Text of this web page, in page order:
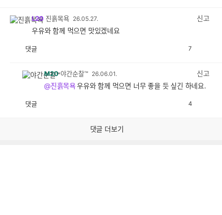
L20 진흙목욕 26.05.27.
신고
우유와 함께 먹으면 맛있겠네요
댓글 7
M20 야간순찰™ 26.06.01.
신고
@진흙목욕우유와 함께 먹으면 너무 좋을 듯 싶긴 하네요.
댓글 4
댓글 더보기